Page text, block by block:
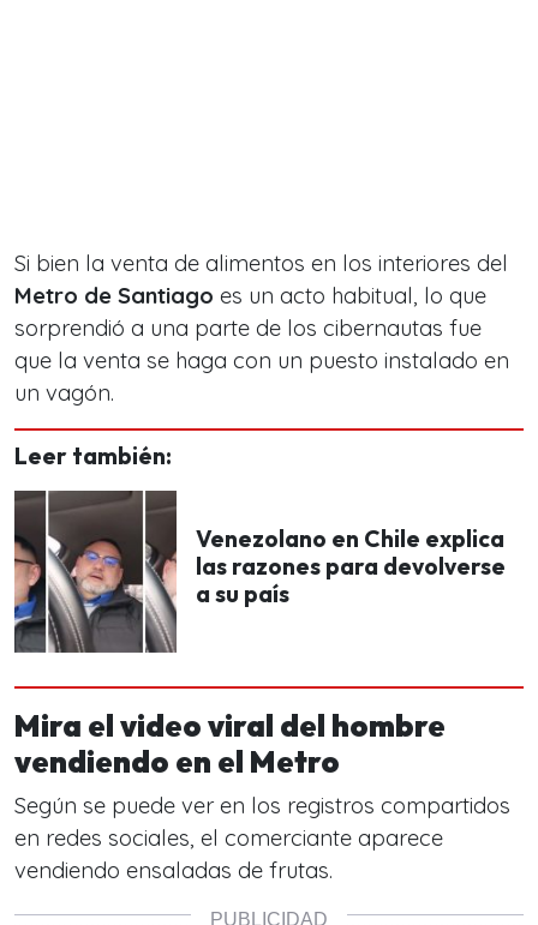
Si bien la venta de alimentos en los interiores del
Metro de Santiago es un acto habitual, lo que
sorprendió a una parte de los cibernautas fue
que la venta se haga con un puesto instalado en
un vagón.
Leer también:
Venezolano en Chile explica
las razones para devolverse
a su país
Mira el video viral del hombre
vendiendo en el Metro
Según se puede ver en los registros compartidos
en redes sociales, el comerciante aparece
vendiendo ensaladas de frutas.